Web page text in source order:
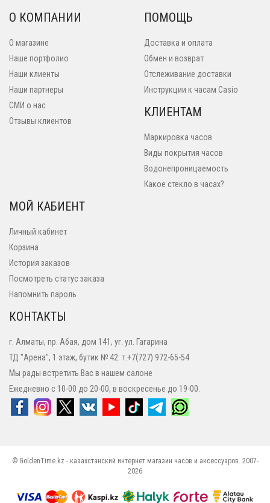
О КОМПАНИИ
О магазине
Наше портфолио
Наши клиенты
Наши партнеры
СМИ о нас
Отзывы клиентов
ПОМОЩЬ
Доставка и оплата
Обмен и возврат
Отслеживание доставки
Инструкции к часам Casio
КЛИЕНТАМ
Маркировка часов
Виды покрытия часов
Водонепроницаемость
Какое стекло в часах?
МОЙ КАБИЕНТ
Личный кабинет
Корзина
История заказов
Посмотреть статус заказа
Напомнить пароль
КОНТАКТЫ
г. Алматы, пр. Абая, дом 141, уг. ул. Гагарина
ТД "Арена", 1 этаж, бутик № 42. т.+7(727) 972-65-54
Мы рады встретить Вас в нашем салоне
Ежедневно с 10-00 до 20-00, в воскресенье до 19-00.
© GoldenTime.kz - казахстанский интернет магазин часов и аксессуаров. 2007-
2026